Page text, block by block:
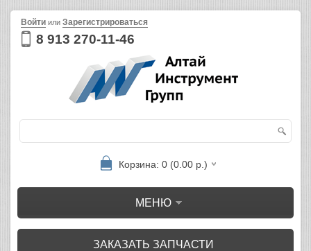
8 913 270-11-46
Войти или Зарегистрироваться
Корзина: 0 (0.00 р.)
МЕНЮ
ЗАКАЗАТЬ ЗАПЧАСТИ